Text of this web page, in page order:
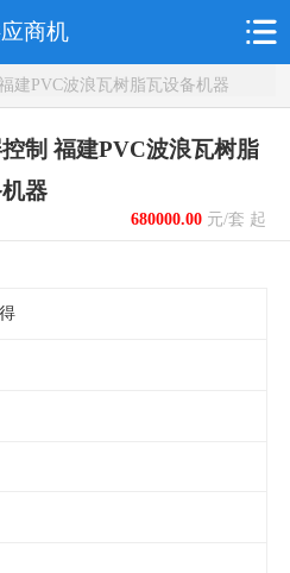
商机
建PVC波浪瓦树脂瓦设备机器
制 福建PVC波浪瓦树脂
器
680000.00元/套 起